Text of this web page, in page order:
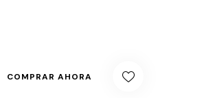
COMPRAR AHORA